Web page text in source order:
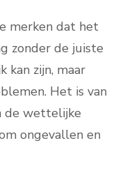
merken dat het
zonder de juiste
kan zijn, maar
Het is van
de wettelijke
ongevallen en